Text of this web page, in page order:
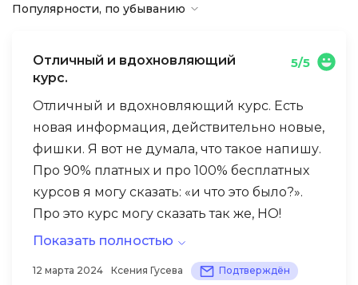
Популярности, по убыванию
Отличный и вдохновляющий
курс.
5/5
Отличный и вдохновляющий курс. Есть
новая информация, действительно новые,
фишки. Я вот не думала, что такое напишу.
Про 90% платных и про 100% бесплатных
курсов я могу сказать: «и что это было?».
Про это курс могу сказать так же, НО!
Только в положительном ключе, курс
информации, подбор информации.
Показать полностью
12 марта 2024 Ксения Гусева Подтверждён